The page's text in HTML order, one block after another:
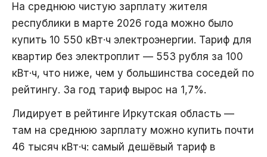
На среднюю чистую зарплату жителя
республики в марте 2026 года можно было
купить 10 550 кВт·ч электроэнергии. Тариф для
квартир без электроплит — 553 рубля за 100
кВт·ч, что ниже, чем у большинства соседей по
рейтингу. За год тариф вырос на 1,7%.
Лидирует в рейтинге Иркутская область —
там на среднюю зарплату можно купить почти
46 тысяч кВт·ч: самый дешёвый тариф в